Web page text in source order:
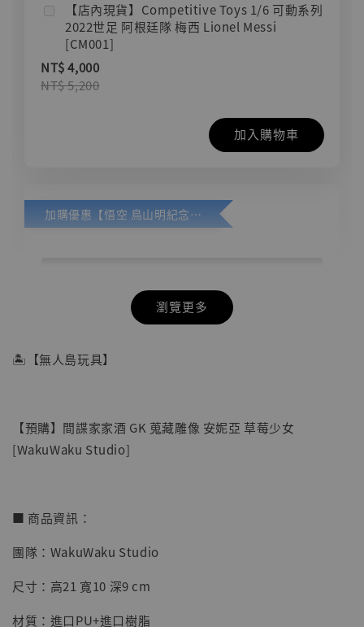
【店內現貨】Competitive Toys 1/6 可動系列
2022世足 阿根廷隊 梅西 Lionel Messi
[CM001]
NT$ 4,000
NT$ 5,200
加入購物車
加購優惠【悟空 鳥山明紀念款 [奇蹟工作室]】
【店內現貨】七龍珠 系列蒐藏雕像 悟空 鳥山
明紀念款 [奇蹟工作室]
瀏覽更多
🏝【無人島玩具】
【預購】間諜家家酒 GK 蒐藏雕像 安妮亞 草莓少女
[WakuWaku Studio]
■ 商品資訊：
團隊：WakuWaku Studio
尺寸：高21 寬10 深9 cm
材質：進口PU+進口樹脂